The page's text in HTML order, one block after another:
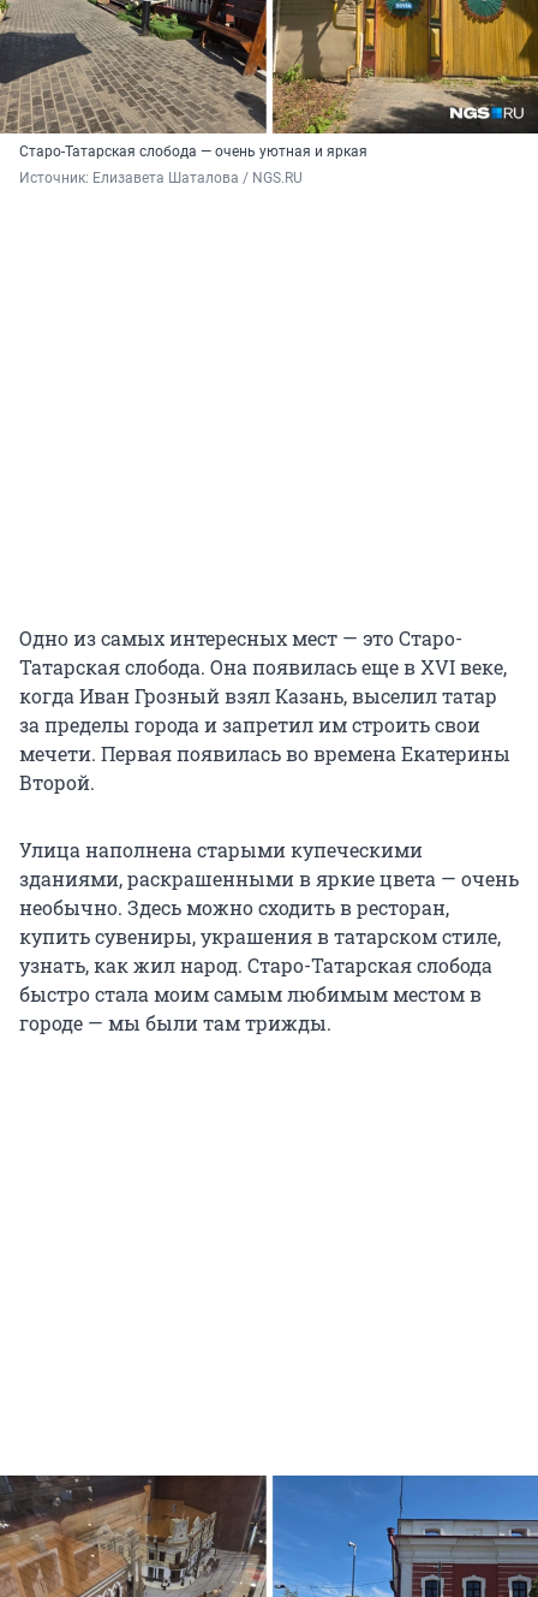
Старо-Татарская слобода — очень уютная и яркая
Источник: Елизавета Шаталова / NGS.RU
Одно из самых интересных мест — это Старо-
Татарская слобода. Она появилась ещев XVIвеке,
когда Иван Грозный взял Казань, выселил татар
за пределы города и запретил им строить свои
мечети. Первая появилась во времена Екатерины
Второй.
Улица наполнена старыми купеческими
зданиями, раскрашенными в яркие цвета — очень
необычно. Здесь можно сходить в ресторан,
купить сувениры, украшения в татарском стиле,
узнать, как жил народ. Старо-Татарская слобода
быстро стала моим самым любимым местом в
городе — мы были там трижды.